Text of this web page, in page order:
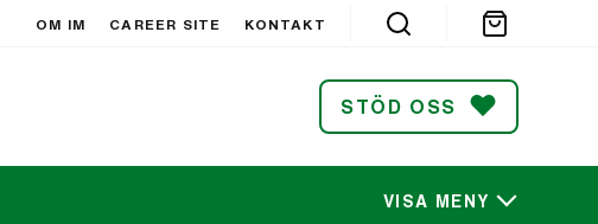
OM IM CAREER SITE KONTAKT
STÖD OSS
VISA MENY